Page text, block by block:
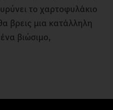
το χαρτοφυλάκιο
βρεις μια κατάλληλη
βιώσιμο,